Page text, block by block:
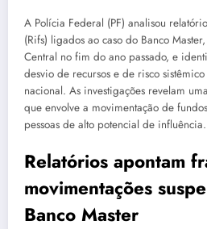
A Polícia Federal (PF) analisou
(Rifs) ligados ao caso do Banco
Central no fim do ano passado, e
desvio de recursos e de risco
nacional. As investigações revelam
que envolve a movimentação de
pessoas de alto potencial de influência.
Relatórios apontam
movimentações
Banco Master